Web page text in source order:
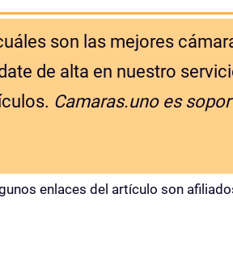
son las mejores
de alta en nuestro
Camaras.uno es
enlaces del artículo son